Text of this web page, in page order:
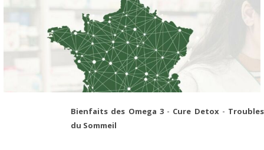
Bienfaits des Omega 3- Cure Detox- Troubles
du Sommeil